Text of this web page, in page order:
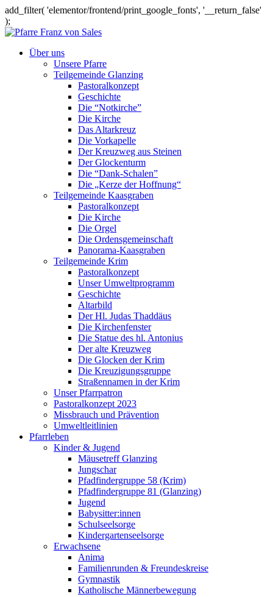
add_filter( 'elementor/frontend/print_google_fonts', '__return_false'
);
Über uns
Unsere Pfarre
Teilgemeinde Glanzing
Pastoralkonzept
Geschichte
Die “Notkirche”
Die Kirche
Das Altarkreuz
Die Vorkapelle
Der Kreuzweg aus Steinen
Der Glockenturm
Die “Dank-Schalen”
Die „Kerze der Hoffnung“
Teilgemeinde Kaasgraben
Pastoralkonzept
Die Kirche
Die Orgel
Die Ordensgemeinschaft
Panorama-Kaasgraben
Teilgemeinde Krim
Pastoralkonzept
Unser Umweltprogramm
Geschichte
Altarbild
Der Hl. Judas Thaddäus
Die Kirchenfenster
Die Statue des hl. Antonius
Der alte Kreuzweg
Die Glocken der Krim
Die Kreuzigungsgruppe
Straßennamen in der Krim
Unser Pfarrpatron
Pastoralkonzept 2023
Missbrauch und Prävention
Umweltleitlinien
Pfarrleben
Kinder & Jugend
Mäusetreff Glanzing
Jungschar
Pfadfindergruppe 58 (Krim)
Pfadfindergruppe 81 (Glanzing)
Jugend
Babysitter:innen
Schulseelsorge
Kindergartenseelsorge
Erwachsene
Anima
Familienrunden & Freundeskreise
Gymnastik
Katholische Männerbewegung